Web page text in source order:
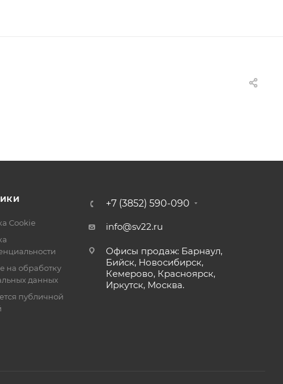
Cookie
на обработку
данных
публичной
+7 (3852) 590-090
info@sv22.ru
Офисы продаж: Барнаул,
Бийск, Новосибирск,
Кемерово, Красноярск,
Иркутск, Москва.